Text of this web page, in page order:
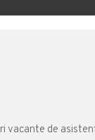
vacante de